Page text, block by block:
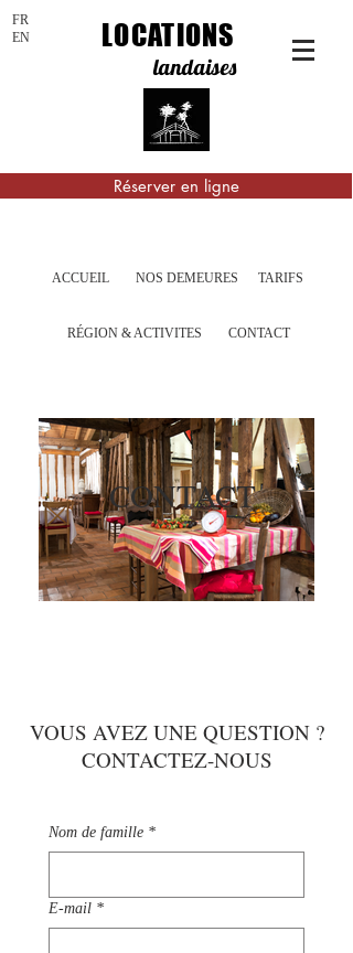
EN
FR LOCATIONS
landaises
Réserver en ligne
ACCUEIL NOS DEMEURES TARIFS
RÉGION & ACTIVITES CONTACT
CONTACT
VOUS AVEZ UNE QUESTION ?
CONTACTEZ-NOUS
Nom de famille *
E‑mail *